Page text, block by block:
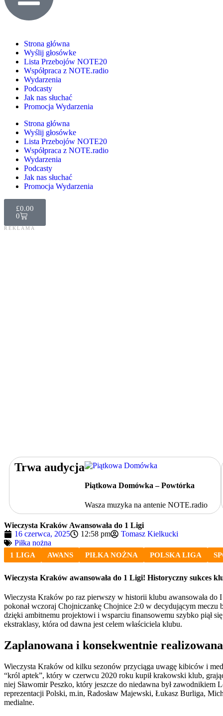
Strona główna
Wyślij głosówke
Lista Przebojów NOTE20
Współpraca z NOTE.radio
Wydarzenia
Podcasty
Jak nas słuchać
Promocja Wydarzenia
Strona główna
Wyślij głosówke
Lista Przebojów NOTE20
Współpraca z NOTE.radio
Wydarzenia
Podcasty
Jak nas słuchać
Promocja Wydarzenia
£0.00
0
Trwa audycja
Piątkowa Domówka – Powtórka
Wasza muzyka na antenie NOTE.radio
Wieczysta Kraków Awansowała do 1 Ligi
16 czerwca, 2025
12:58 pm
Tomasz Kielkucki
Piłka nożna
1 LIGA AWANS PIŁKA NOŻNA POLSKA LIGA
Wieczysta Kraków awansowała do 1 Ligi! Historyczny sukces
Wieczysta Kraków po raz pierwszy w historii klubu awansowała
pokonał wczoraj Chojniczankę Chojnice 2:0 w decydującym
dzięki ambitnemu projektowi i wsparciu finansowemu szybko piął
ekstraklasy, która od dawna jest celem właściciela klubu.
Zaplanowana i konsekwentnie
Wieczysta Kraków od kilku sezonów przyciąga uwagę kibiców i
“król aptek”, który w czerwcu 2020 roku kupił krakowski klub,
niej Sławomir Peszko, który jeszcze do niedawna był zawodnikiem
reprezentacji Polski, m.in, Radosław Majewski, Łukasz Burliga,
medialne.